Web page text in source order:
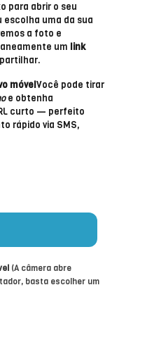
para abrir o seu
escolha uma da sua
a foto e
um link
móvelVocê pode tirar
e obtenha
curto — perfeito
rápido via SMS,
(A câmera abre
basta escolher um